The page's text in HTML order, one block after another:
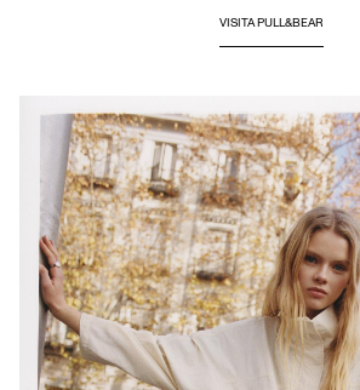
VISITA PULL&BEAR